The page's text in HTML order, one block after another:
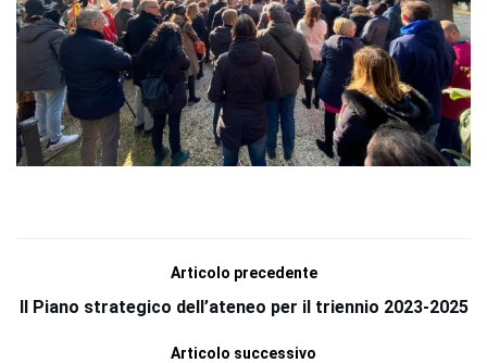
Articolo precedente
Il Piano strategico dell’ateneo per il triennio 2023-2025
Articolo successivo